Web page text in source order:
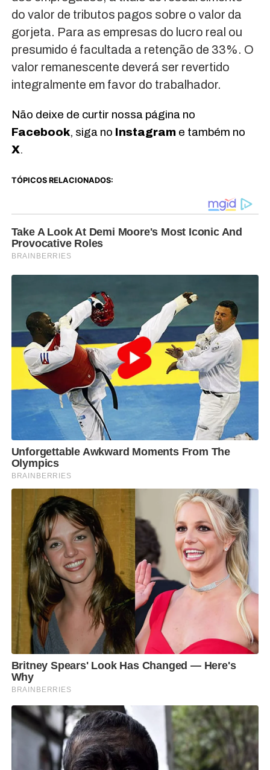
do valor de tributos pagos sobre o valor da
gorjeta. Para as empresas do lucro real ou
presumido é facultada a retenção de 33%. O
valor remanescente deverá ser revertido
integralmente em favor do trabalhador.
Não deixe de curtir nossa página no
Facebook, siga no Instagrame também no
X.
TÓPICOS RELACIONADOS: